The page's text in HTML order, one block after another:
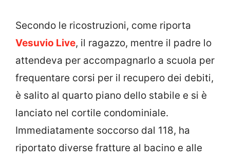
Secondo le ricostruzioni, come riporta
Vesuvio Live, il ragazzo, mentre il padre lo
attendeva per accompagnarlo a scuola per
frequentare corsi per il recupero dei debiti,
è salito al quarto piano dello stabile e si è
lanciato nel cortile condominiale.
Immediatamente soccorso dal 118, ha
riportato diverse fratture al bacino e alle